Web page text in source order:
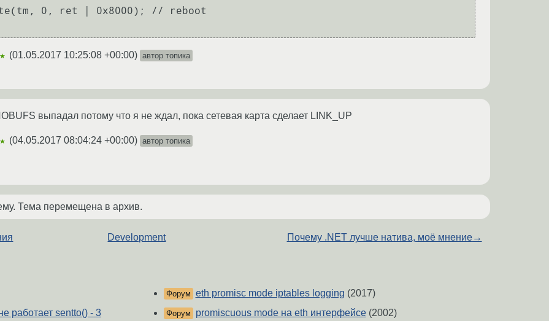
(01.05.2017 10:25:08 +00:00) автор топика
выпадал потому что я не ждал, пока сетевая карта сделает LINK_UP
(04.05.2017 08:04:24 +00:00) автор топика
Тема перемещена в архив.
Development Почему .NET лучше натива, моё мнение→
работает sentto() - 3
Форум eth promisc mode iptables logging (2017)
Форум promiscuous mode на eth интерфейсе(2002)